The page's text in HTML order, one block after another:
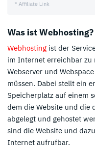
* Affiliate Link
Was ist Webhosting?
Webhosting ist der
im Internet erreichbar zu
Webserver und
müssen. Dabei stellt ein
Speicherplatz auf einem
dem die Website und die
abgelegt und gehostet
sind die Website und
Internet aufrufbar.